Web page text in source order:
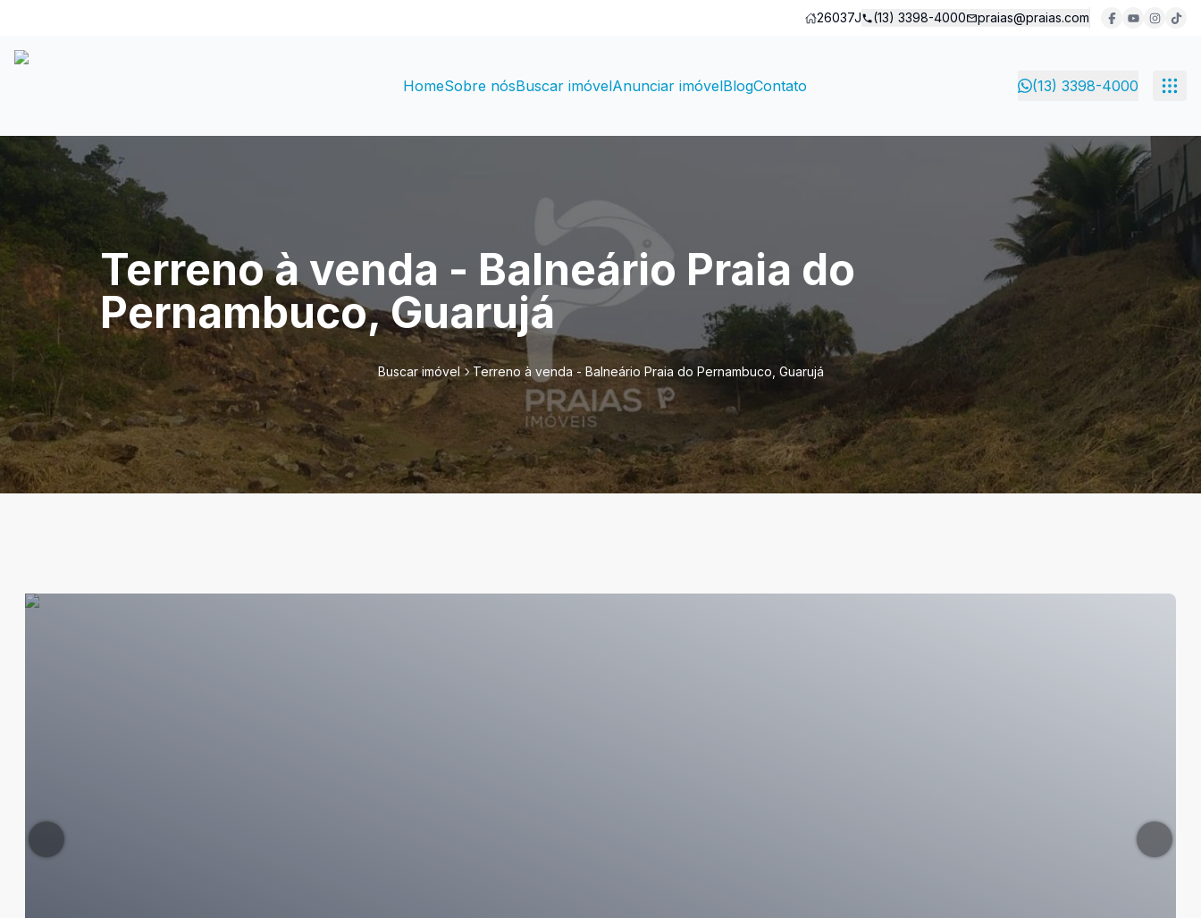
26037J (13) 3398-4000 praias@praias.com
HomeSobre nósBuscar imóvelAnunciar imóvelBlogContato (13) 3398-4000
Terreno à venda - Balneário Praia do
Pernambuco, Guarujá
Buscar imóvel Terreno à venda - Balneário Praia do Pernambuco, Guarujá